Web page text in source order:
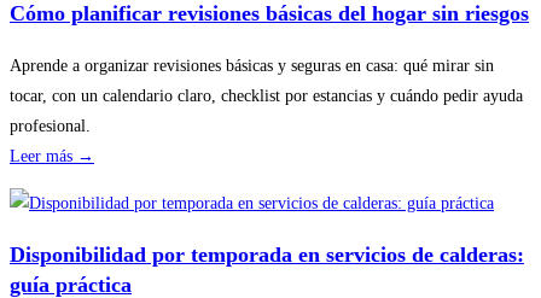
Cómo planificar revisiones básicas del hogar sin riesgos
Aprende a organizar revisiones básicas y seguras en casa: qué mirar sin
tocar, con un calendario claro, checklist por estancias y cuándo pedir ayuda
profesional.
Leer más →
planificar
revisiones
básicas
Disponibilidad por temporada en servicios de calderas:
guía práctica